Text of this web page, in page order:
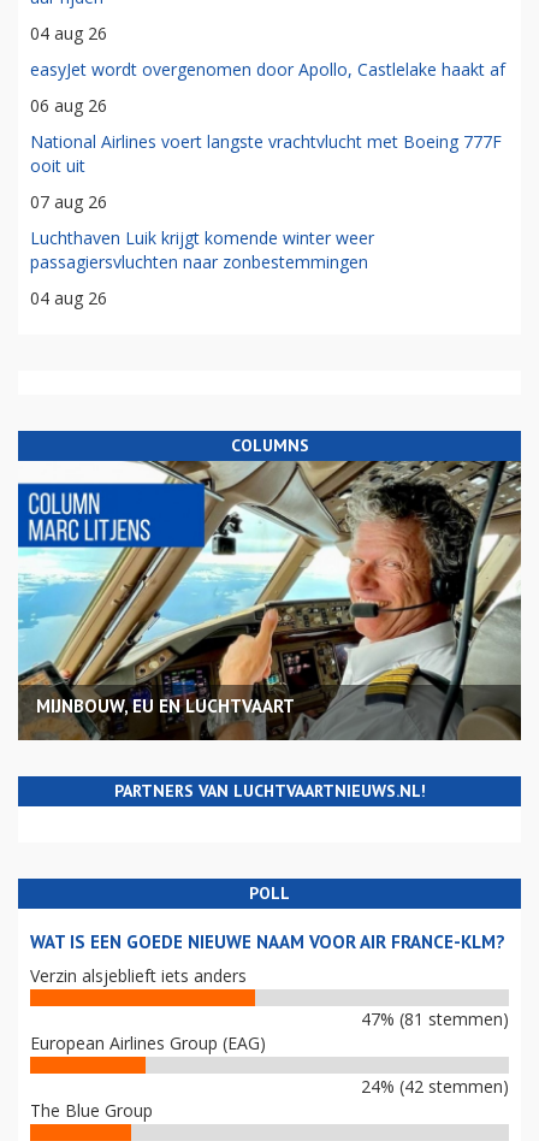
04 aug 26
easyJet wordt overgenomen door Apollo, Castlelake haakt af
06 aug 26
National Airlines voert langste vrachtvlucht met Boeing 777F
ooit uit
07 aug 26
Luchthaven Luik krijgt komende winter weer
passagiersvluchten naar zonbestemmingen
04 aug 26
COLUMNS
MIJNBOUW, EU EN LUCHTVAART
PARTNERS VAN LUCHTVAARTNIEUWS.NL!
POLL
WAT IS EEN GOEDE NIEUWE NAAM VOOR AIR FRANCE-KLM?
Verzin alsjeblieft iets anders
47% (81 stemmen)
European Airlines Group (EAG)
24% (42 stemmen)
The Blue Group